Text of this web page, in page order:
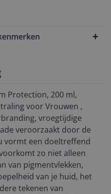
Protection, 200 ml,
voor Vrouwen ,
vroegtijdige
veroorzaakt door de
vormt een doeltreffend
zo niet alleen
van pigmentvlekken,
van je huid, het
tekenen van